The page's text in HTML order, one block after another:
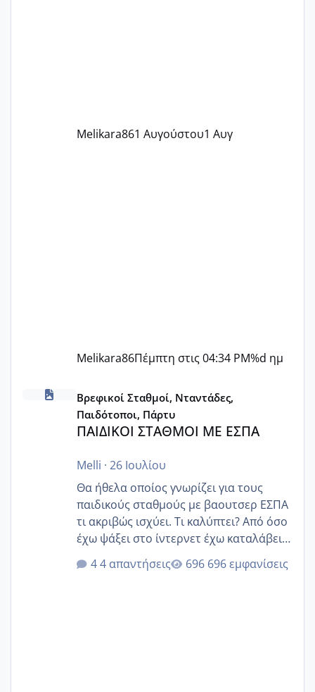
Melikara861 Αυγούστου1 Αυγ
Melikara86Πέμπτη στις 04:34 PM%d ημ
ΠΑΙΔΙΚΟΙ ΣΤΑΘΜΟΙ ΜΕ ΕΣΠΑ
Βρεφικοί Σταθμοί, Νταντάδες,
Παιδότοποι, Πάρτυ
ΠΑΙΔΙΚΟΙ ΣΤΑΘΜΟΙ ΜΕ ΕΣΠΑ
Melli · 26 Ιουλίου
Θα ήθελα οποίος γνωρίζει για τους
παιδικούς σταθμούς με βαουτσερ ΕΣΠΑ
τι ακριβώς ισχύει. Τι καλύπτει? Από όσο
έχω ψάξει στο ίντερνετ έχω καταλάβει
ότι το βαουτσερ καλύπτει όλα τα
δίδακτρα και τα τροφεια του ιδιωτικού
4 απαντήσεις 696 εμφανίσεις